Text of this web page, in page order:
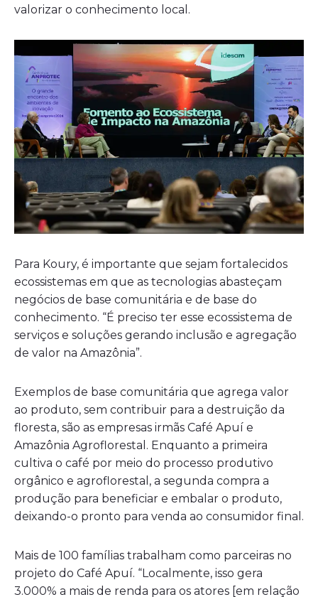
valorizar o conhecimento local.
Para Koury, é importante que sejam fortalecidos
ecossistemas em que as tecnologias abasteçam
negócios de base comunitária e de base do
conhecimento. “É preciso ter esse ecossistema de
serviços e soluções gerando inclusão e agregação
de valor na Amazônia”.
Exemplos de base comunitária que agrega valor
ao produto, sem contribuir para a destruição da
floresta, são as empresas irmãs Café Apuí e
Amazônia Agroflorestal. Enquanto a primeira
cultiva o café por meio do processo produtivo
orgânico e agroflorestal, a segunda compra a
produção para beneficiar e embalar o produto,
deixando-o pronto para venda ao consumidor final.
Mais de 100 famílias trabalham como parceiras no
projeto do Café Apuí. “Localmente, isso gera
3.000% a mais de renda para os atores [em relação